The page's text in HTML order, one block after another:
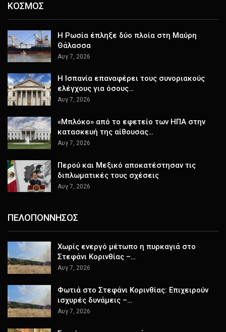
ΚΟΣΜΟΣ
Η Ρωσία έπληξε δύο πλοία στη Μαύρη
Θάλασσα
Αυγ 7, 2026
H Ισπανία επαναφέρει τους συνοριακούς
ελέγχους για όσους…
Αυγ 7, 2026
«Μπλόκο» από το εφετείο των ΗΠΑ στην
κατασκευή της αίθουσας…
Αυγ 7, 2026
Περού και Μεξικό αποκατέστησαν τις
διπλωματικές τους σχέσεις
Αυγ 7, 2026
ΠΕΛΟΠΟΝΝΗΣΟΣ
Χωρίς ενεργό μέτωπο η πυρκαγιά στο
Στεφάνι Κορινθίας –…
Αυγ 7, 2026
Φωτιά στο Στεφάνι Κορινθίας: Επιχειρούν
ισχυρές δυνάμεις –…
Αυγ 7, 2026